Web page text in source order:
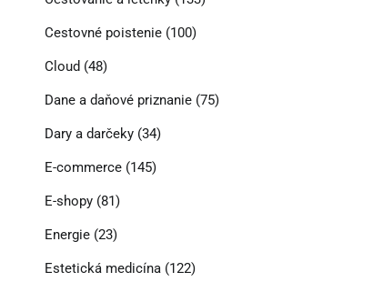
Cestovné poistenie(100)
Cloud (48)
Dane a daňové priznanie(75)
Dary a darčeky(34)
E-commerce(145)
E-shopy(81)
Energie(23)
Estetická medicína(122)